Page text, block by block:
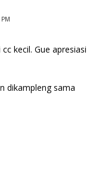
kecil. Gue apresiasi
dikampleng sama